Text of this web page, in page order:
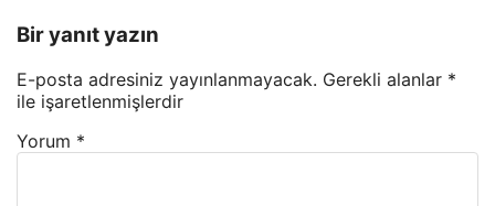
Bir yanıt yazın
E-posta adresiniz yayınlanmayacak. Gerekli alanlar *
ile işaretlenmişlerdir
Yorum *